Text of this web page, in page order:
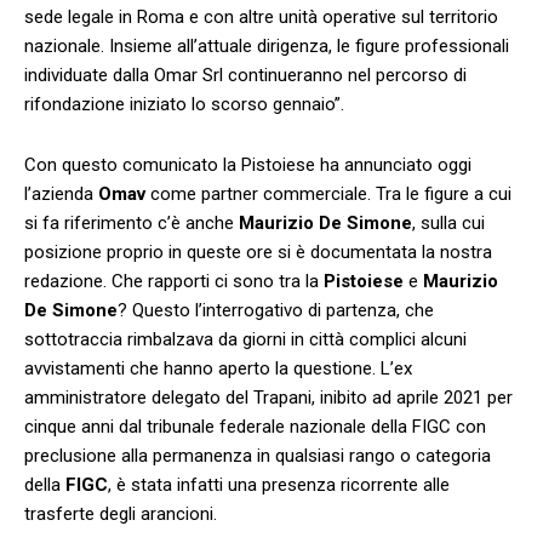
sede legale in Roma e con altre unità operative sul territorio
nazionale. Insieme all’attuale dirigenza, le figure professionali
individuate dalla Omar Srl continueranno nel percorso di
rifondazione iniziato lo scorso gennaio”.
Con questo comunicato la Pistoiese ha annunciato oggi
l’azienda Omavcome partner commerciale. Tra le figure a cui
si fa riferimento c’è anche Maurizio De Simone, sulla cui
posizione proprio in queste ore si è documentata la nostra
redazione. Che rapporti ci sono tra la Pistoiese e Maurizio
De Simone? Questo l’interrogativo di partenza, che
sottotraccia rimbalzava da giorni in città complici alcuni
avvistamenti che hanno aperto la questione. L’ex
amministratore delegato del Trapani, inibito ad aprile 2021 per
cinque anni dal tribunale federale nazionale della FIGC con
preclusione alla permanenza in qualsiasi rango o categoria
della FIGC, è stata infatti una presenza ricorrente alle
trasferte degli arancioni.